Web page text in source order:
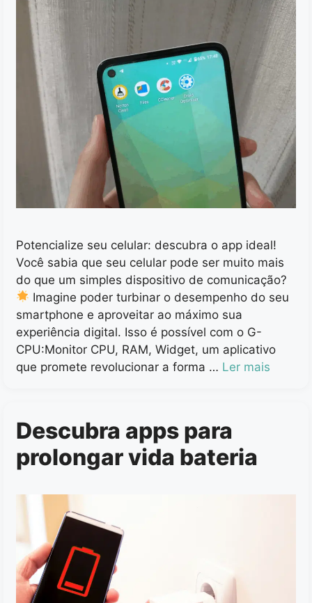
Potencialize seu celular: descubra o app ideal!
Você sabia que seu celular pode ser muito mais
do que um simples dispositivo de comunicação?
Imagine poder turbinar o desempenho do seu
smartphone e aproveitar ao máximo sua
experiência digital. Isso é possível com o G-
CPU:Monitor CPU, RAM, Widget, um aplicativo
que promete revolucionar a forma … Ler mais
Descubra apps para
prolongar vida bateria